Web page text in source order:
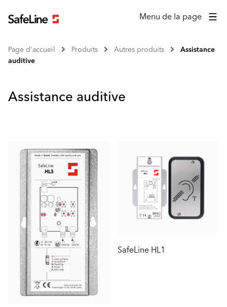
Menu de la page
Page d'accueil Produits Autres produits
Assistance
auditive
Assistance auditive
SafeLine HL1